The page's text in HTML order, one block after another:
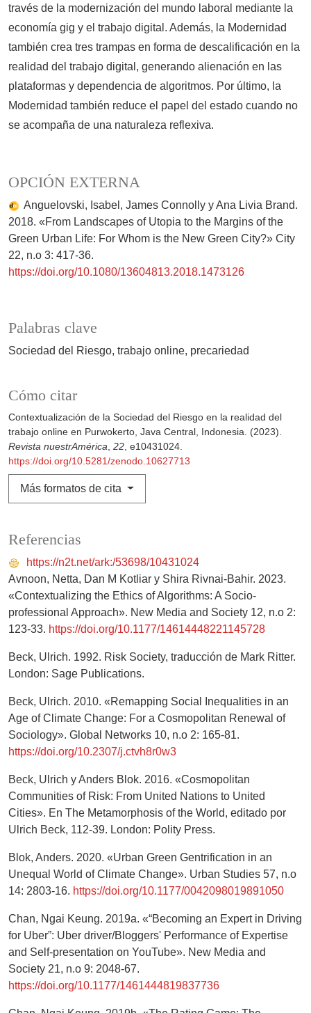
Palabras clave
Sociedad del Riesgo trabajo online precariedad
OPCIÓN EXTERNA
Anguelovski, Isabel, James Connolly y Ana Livia Brand.
2018. «From Landscapes of Utopia to the Margins of the
Green Urban Life: For Whom is the New Green City?» City
22, n.o 3: 417-36.
https://doi.org/10.1080/13604813.2018.1473126
Cómo citar
Contextualización de la Sociedad del Riesgo en la realidad del
trabajo online en Purwokerto, Java Central, Indonesia. (2023).
Revista nuestrAmérica, 22, e10431024.
https://doi.org/10.5281/zenodo.10627713
Más formatos de cita
través de la modernización del mundo laboral mediante la
economía gig y el trabajo digital. Además, la Modernidad
también crea tres trampas en forma de descalificación en la
realidad del trabajo digital, generando alienación en las
plataformas y dependencia de algoritmos. Por último, la
Modernidad también reduce el papel del estado cuando no
se acompaña de una naturaleza reflexiva.
Referencias
https://n2t.net/ark:/53698/10431024
Avnoon, Netta, Dan M Kotliar y Shira Rivnai-Bahir. 2023.
«Contextualizing the Ethics of Algorithms: A Socio-
professional Approach». New Media and Society 12, n.o 2:
123-33. https://doi.org/10.1177/14614448221145728
Beck, Ulrich. 1992. Risk Society, traducción de Mark Ritter.
London: Sage Publications.
Beck, Ulrich. 2010. «Remapping Social Inequalities in an
Age of Climate Change: For a Cosmopolitan Renewal of
Sociology». Global Networks 10, n.o 2: 165-81.
https://doi.org/10.2307/j.ctvh8r0w3
Beck, Ulrich y Anders Blok. 2016. «Cosmopolitan
Communities of Risk: From United Nations to United
Cities». En The Metamorphosis of the World, editado por
Ulrich Beck, 112-39. London: Polity Press.
Blok, Anders. 2020. «Urban Green Gentrification in an
Unequal World of Climate Change». Urban Studies 57, n.o
14: 2803-16. https://doi.org/10.1177/0042098019891050
Chan, Ngai Keung. 2019a. «“Becoming an Expert in Driving
for Uber”: Uber driver/Bloggers' Performance of Expertise
and Self-presentation on YouTube». New Media and
Society 21, n.o 9: 2048-67.
https://doi.org/10.1177/1461444819837736